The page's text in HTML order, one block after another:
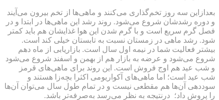
بعدازاین سه روز تخم‌گذاری می‌کنند و ماهی‌ها از تخم بیرون می‌آیند
و دوره رشدشان شروع می‌شود. روند رشد این ماهی‌ها در ابتدا و در
فصل گرم سریع است و با گرم شدن این هوا غذایشان هم باید کمتر
شود. رشد ماهی در زمستان نسبت به تابستان خیلی کند است.
بیشتر فعالیت شما در نیمه اول سال است. بازاریابی از ماه دهم
شروع می‌شود و عرضه به بازار هم از بهمن و اسفند شروع می‌شود
و شب عید هم اوج فروش است. این روند برای ماهی‌های قرمز
شب عید است؛ اما ماهی‌های آکواریومی اکثرا بچه‌زا هستند و
سوددهی آن‌ها هم مقطعی نیست و در تمام طول سال می‌توان آن‌ها
را پروش داد؛ درنتیجه به نظر می‌رسد به‌صرفه‌تر باشد.